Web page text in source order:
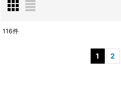
116件
1 2